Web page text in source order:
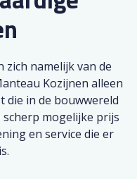
zich namelijk van de
Kozijnen alleen
die in de bouwwereld
mogelijke prijs
en service die er